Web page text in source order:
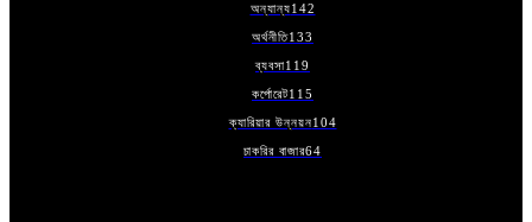
অন্যান্য142
অর্থনীতি133
ব্যবসা119
কর্পোরেট115
ক্যারিয়ার উন্নয়ন104
চাকরির বাজার64